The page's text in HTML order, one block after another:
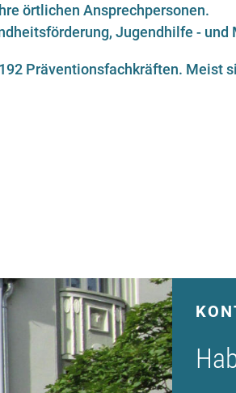
örtlichen Ansprechpersonen.
Jugendhilfe -
192 Präventionsfachkräften. Meist